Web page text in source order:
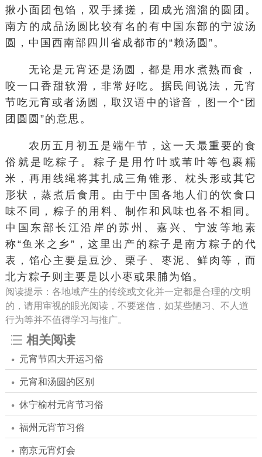
揪小面团包馅，双手揉搓，团成光溜溜的圆团。
南方的成品汤圆比较有名的有中国东部的宁波汤
圆，中国西南部四川省成都市的“赖汤圆”。
无论是元宵还是汤圆，都是用水煮熟而食，
咬一口香甜软滑，非常好吃。据民间说法，元宵
节吃元宵或者汤圆，取汉语中的谐音，图一个“团
团圆圆”的意思。
农历五月初五是端午节，这一天最重要的食
俗就是吃粽子。粽子是用竹叶或苇叶等包裹糯
米，再用线绳将其扎成三角锥形、枕头形或其它
形状，蒸煮后食用。由于中国各地人们的饮食口
味不同，粽子的用料、制作和风味也各不相同。
中国东部长江沿岸的苏州、嘉兴、宁波等地素
称“鱼米之乡”，这里出产的粽子是南方粽子的代
表，馅心主要是豆沙、栗子、枣泥、鲜肉等，而
北方粽子则主要是以小枣或果脯为馅。
阅读提示：各地域产生的传统或文化并一定都是合理的/文明
的，请用审视的眼光阅读，不要迷信，如某些陋习、不人道
行为等并不值得学习与推广。
相关阅读
元宵节四大开运习俗
元宵和汤圆的区别
休宁榆村元宵节习俗
福州元宵节习俗
南京元宵灯会